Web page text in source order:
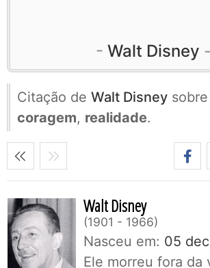
Walt Disney
Citação de Walt Disney sobre
coragem, realidade.
Walt Disney
1901 - 1966
Nasceu em: 05 dec
Ele morreu fora da